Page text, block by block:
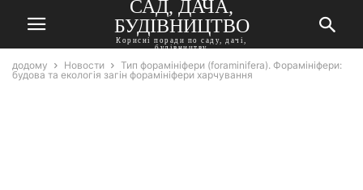
САД, ДАЧА,
БУДІВНИЦТВО
Корисні поради по саду, дачі,
будівництву
додому Новости
Тип форамініфери (foraminifera). Форамініфери:
будова та екологія загін форамініфери харчування